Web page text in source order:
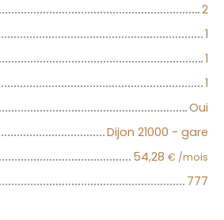
2
1
1
1
Oui
Dijon 21000 - gare
54,28 € /mois
777